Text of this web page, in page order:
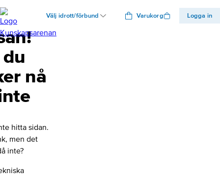
Välj idrott/förbund Varukorg Logga in
nå
hitta sidan.
men det
inte?